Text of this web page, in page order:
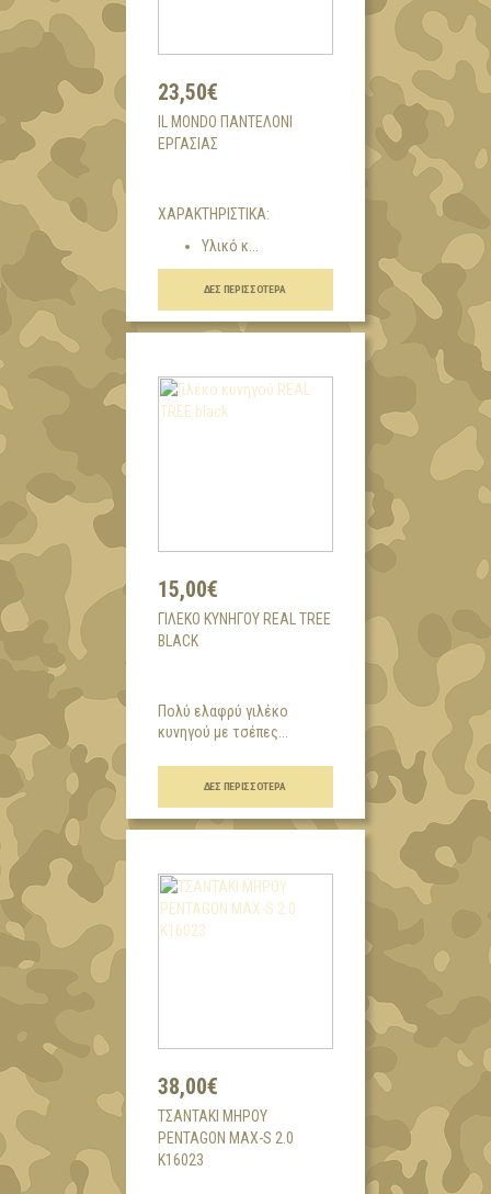
23,50€
IL MONDO ΠΑΝΤΕΛΌΝΙ
ΕΡΓΑΣΊΑΣ
ΧΑΡΑΚΤΗΡΙΣΤΙΚΑ:
Υλικό κ...
ΔΕΣ ΠΕΡΙΣΣΌΤΕΡΑ
15,00€
ΓΙΛΈΚΟ ΚΥΝΗΓΟΎ REAL TREE
BLACK
Πολύ ελαφρύ γιλέκο
κυνηγού με τσέπες...
ΔΕΣ ΠΕΡΙΣΣΌΤΕΡΑ
38,00€
ΤΣΑΝΤΑΚΙ ΜΗΡΟΥ
PENTAGON MAX-S 2.0
K16023